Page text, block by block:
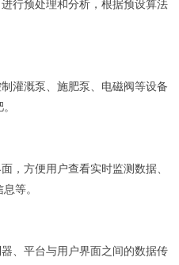
行预处理和分析，根据预设算法
灌溉泵、施肥泵、电磁阀等设备
，方便用户查看实时监测数据、
等。
、平台与用户界面之间的数据传